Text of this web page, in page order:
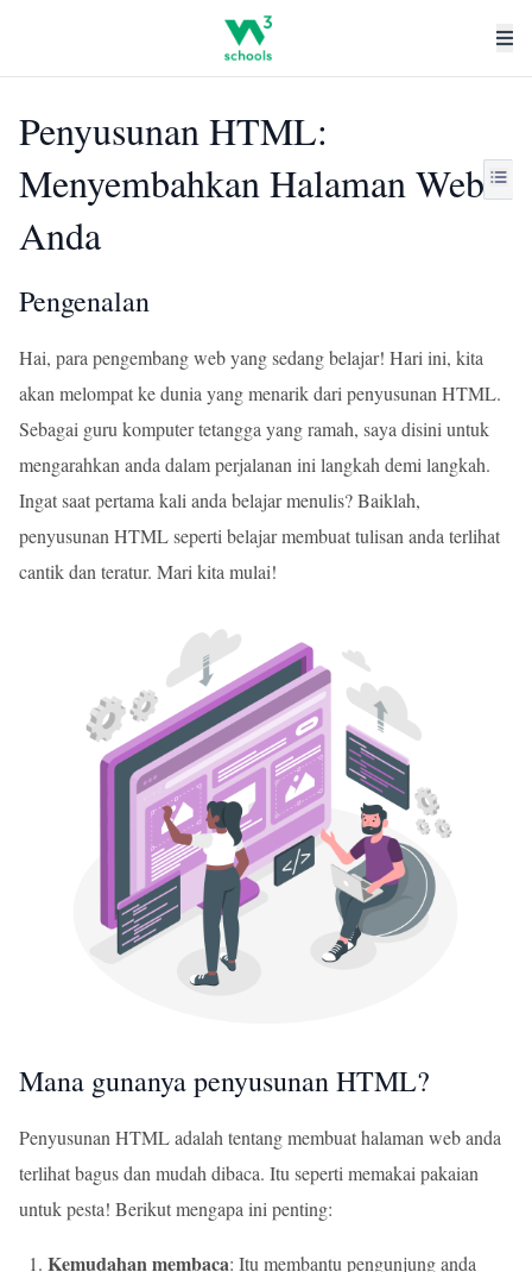
Penyusunan HTML:
Menyembahkan Halaman Web
Anda
Pengenalan
Hai, para pengembang web yang sedang belajar! Hari ini, kita
akan melompat ke dunia yang menarik dari penyusunan HTML.
Sebagai guru komputer tetangga yang ramah, saya disini untuk
mengarahkan anda dalam perjalanan ini langkah demi langkah.
Ingat saat pertama kali anda belajar menulis? Baiklah,
penyusunan HTML seperti belajar membuat tulisan anda terlihat
cantik dan teratur. Mari kita mulai!
Mana gunanya penyusunan HTML?
Penyusunan HTML adalah tentang membuat halaman web anda
terlihat bagus dan mudah dibaca. Itu seperti memakai pakaian
untuk pesta! Berikut mengapa ini penting:
Kemudahan membaca: Itu membantu pengunjung anda